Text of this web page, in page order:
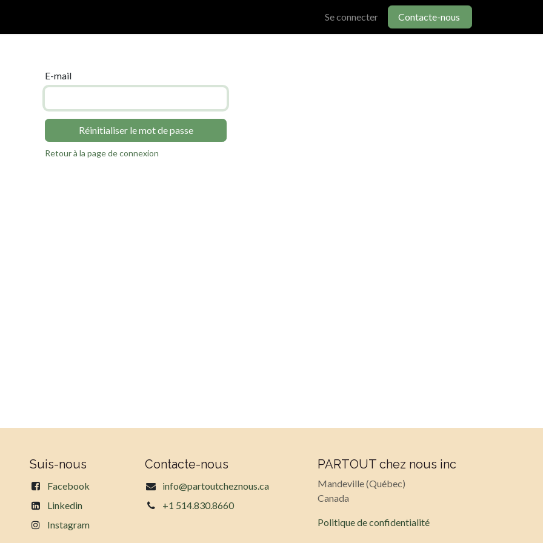
Se connecter Contacte-nous
E-mail
Réinitialiser le mot de passe
Retour à la page de connexion
Suis-nous
Facebook
Linkedin
Instagram
Contacte-nous
info@partoutcheznous.ca
+1 514.830.8660
PARTOUT chez nous inc
Mandeville (Québec)
Canada
Politique de confidentialité